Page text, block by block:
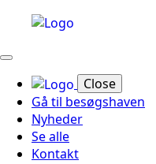
Close
Gå til besøgshaven
Nyheder
Se alle
Kontakt